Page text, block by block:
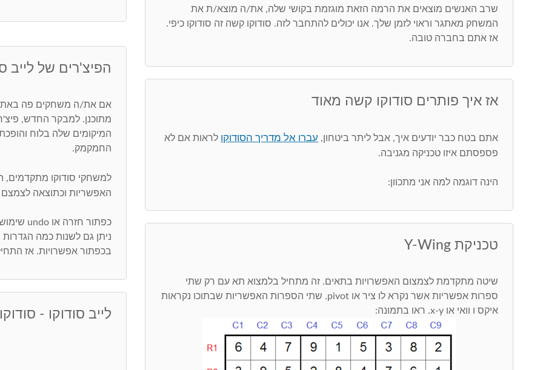
שרב האנשים מוצאים את הרמה הזאת מוגזמת בקושי שלה, את/ה מוצא/ת את
המשחק מאתגר וראוי לזמן שלך. אנו יכולים להתחבר לזה. סודוקו קשה זה סודוקו כיפי.
אז אתם בחברה טובה.
אז איך פותרים סודוקו קשה מאוד
אתם בטח כבר יודעים איך, אבל ליתר ביטחון, עברו אל מדריך הסודוקו לראות אם לא
פספסתם איזו טכניקה מגניבה.
הינה דוגמה למה אני מתכוון:
טכניקת Y-Wing
שיטה מתקדמת לצמצום האפשרויות בתאים. זה מתחיל בלמצוא תא עם רק שתי
ספרות אפשריות אשר נקרא לו ציר או pivot. שתי הספרות האפשריות שבתוכו נקראות
איקס ו וואי או x-y. ראו בתמונה:
הפיצ'רים של לייב
אם את/ה משחקים פה
מתוכנן. למבקר החדש,
המיקומים שלה בלוח
החמקמק.
למשחקי סודוקו
האפשריות וכתוצאה
כפתור חזרה או undo שימושי ביותר. חפש/י טעויות בכפתור בדיקה
ניתן גם לשנות כמה
בכפתור אפשרויות. אז
לייב סודוקו -